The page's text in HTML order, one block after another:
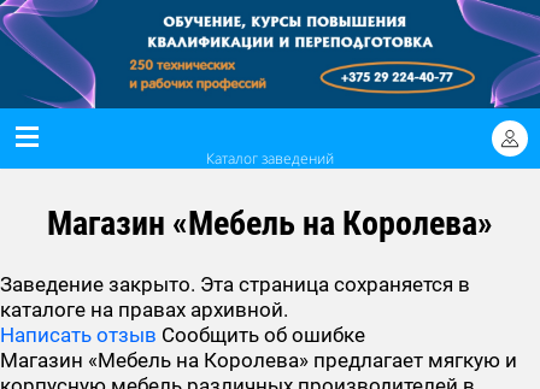
Каталог заведений
Магазин «Мебель на Королева»
Заведение закрыто. Эта страница сохраняется в
каталоге на правах архивной.
Написать отзыв Сообщить об ошибке
Магазин «Мебель на Королева» предлагает мягкую и